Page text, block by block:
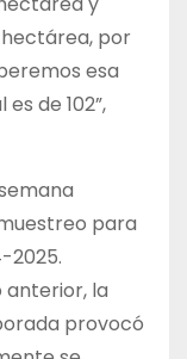
por
esa
de 102”,
para
2025.
anterior, la
provocó